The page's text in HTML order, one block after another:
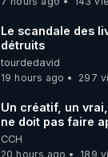
Le scandale des
détruits
tourdedavid
19 hours ago
297
Un créatif, un
ne doit pas faire
l'intelligence
CCH
20 hours ago
189